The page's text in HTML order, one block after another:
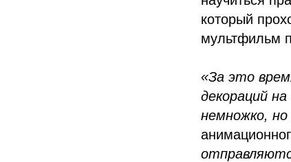
который
мультфильм
«За это
декораций
немножко, но